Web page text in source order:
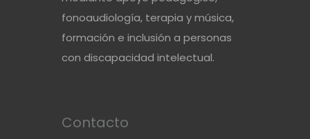
fonoaudiología, terapia y música,
formación e inclusión a personas
con discapacidad intelectual.
Contacto